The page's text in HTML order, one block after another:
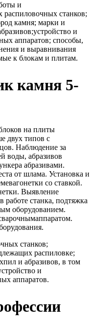
и
распиловочных станков;
камня; марки и
и
аппаратов; способы,
и выравнивания
к блокам и плитам.
камня 5-
на плиты
двух типов с
Наблюдение за
воды, абразивов
абразивами.
от шлама. Установка и
со ставкой.
Выявление
работе станка, подтяжка
оборудованием.
станков;
распиловке;
и абразивов, в том
и
аппаратов.